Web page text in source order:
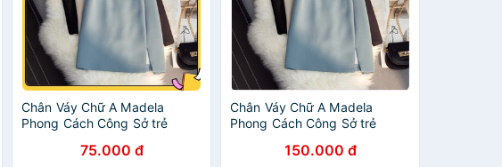
Chân Váy Chữ A Madela
Phong Cách Công Sở trẻ
Công Sở xmtk207
75.000 đ
Chân Váy Chữ A Madela
Phong Cách Công Sở trẻ
Công Sở xmtk207
150.000 đ